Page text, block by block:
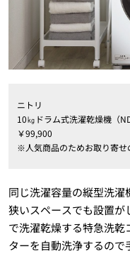
ニトリ
10㎏ドラム式洗濯乾燥機（
￥99,900
※人気商品のためお取り寄せ
同じ洗濯容量の縦型洗濯
狭いスペースでも設置が
で洗濯乾燥する特急洗
ターを自動洗浄するので